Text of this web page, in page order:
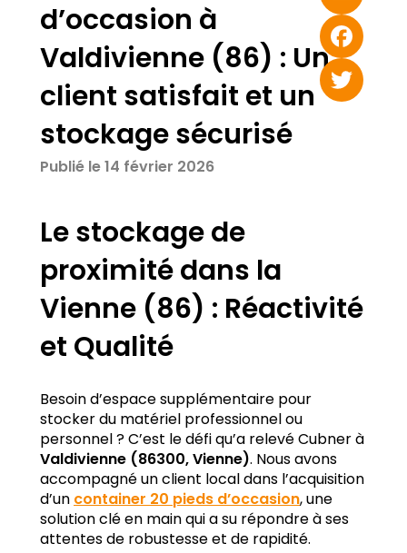
Email
Facebook
d’occasion à
Valdivienne (86) : Un
client satisfait et un
stockage sécurisé
Publié le 14 février 2026
Le stockage de
proximité dans la
Vienne (86) : Réactivité
et Qualité
Besoin d’espace supplémentaire pour
stocker du matériel professionnel ou
personnel ? C’est le défi qu’a relevé Cubner à
Valdivienne (86300, Vienne). Nous avons
accompagné un client local dans l’acquisition
d’uncontainer 20 pieds d’occasion, une
solution clé en main qui a su répondre à ses
attentes de robustesse et de rapidité.